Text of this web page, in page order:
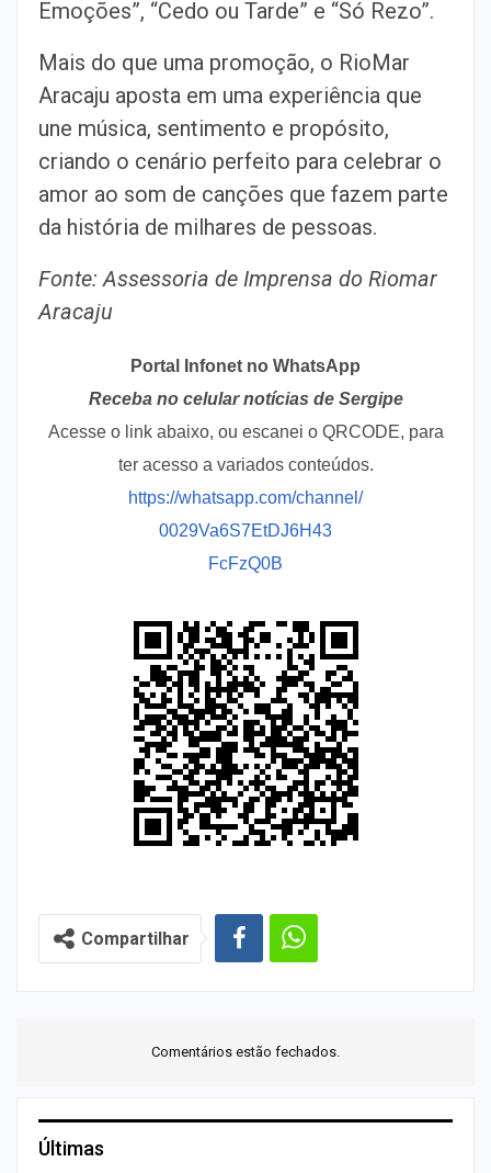
Emoções”, “Cedo ou Tarde” e “Só Rezo”.
Mais do que uma promoção, o RioMar
Aracaju aposta em uma experiência que
une música, sentimento e propósito,
criando o cenário perfeito para celebrar o
amor ao som de canções que fazem parte
da história de milhares de pessoas.
Fonte: Assessoria de Imprensa do Riomar
Aracaju
Portal Infonet no WhatsApp
Receba no celular notícias de Sergipe
Acesse o link abaixo, ou escanei o QRCODE, para
ter acesso a variados conteúdos.
https://whatsapp.com/channel/
0029Va6S7EtDJ6H43
FcFzQ0B
Compartilhar
Comentários estão fechados.
Últimas